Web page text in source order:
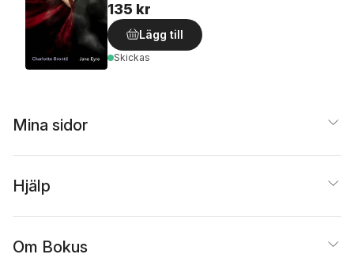
135 kr
Lägg till
Skickas
Mina sidor
Hjälp
Om Bokus